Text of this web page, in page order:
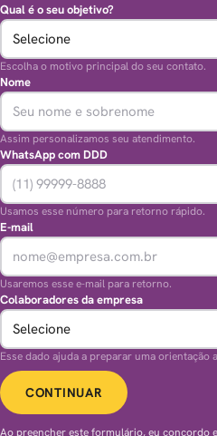
Qual é o seu objetivo?
Escolha o motivo principal do seu contato.
Nome
Assim personalizamos seu atendimento.
WhatsApp com DDD
Usamos esse número para retorno rápido.
E-mail
Usaremos esse e-mail para retorno.
Colaboradores da empresa
Esse dado ajuda a preparar uma orientação
CONTINUAR
Ao preencher este formulário, eu concordo